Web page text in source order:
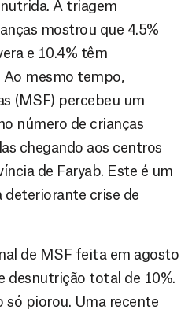
A triagem
mostrou que 4.5%
e 10.4% têm
mesmo tempo,
(MSF) percebeu um
número de crianças
chegando aos centros
de Faryab. Este é um
deteriorante crise de
de MSF feita em agosto
desnutrição total de 10%.
só piorou. Uma recente